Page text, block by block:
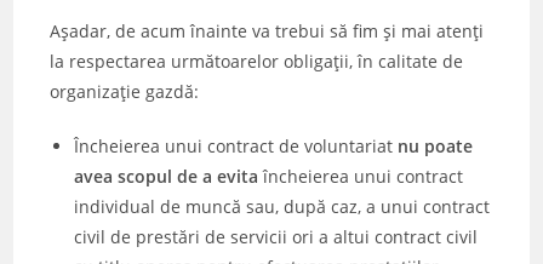
Așadar, de acum înainte va trebui să fim și mai atenți
la respectarea următoarelor obligații, în calitate de
organizație gazdă:
Încheierea unui contract de voluntariat nu poate
avea scopul de a evita încheierea unui contract
individual de muncă sau, după caz, a unui contract
civil de prestări de servicii ori a altui contract civil